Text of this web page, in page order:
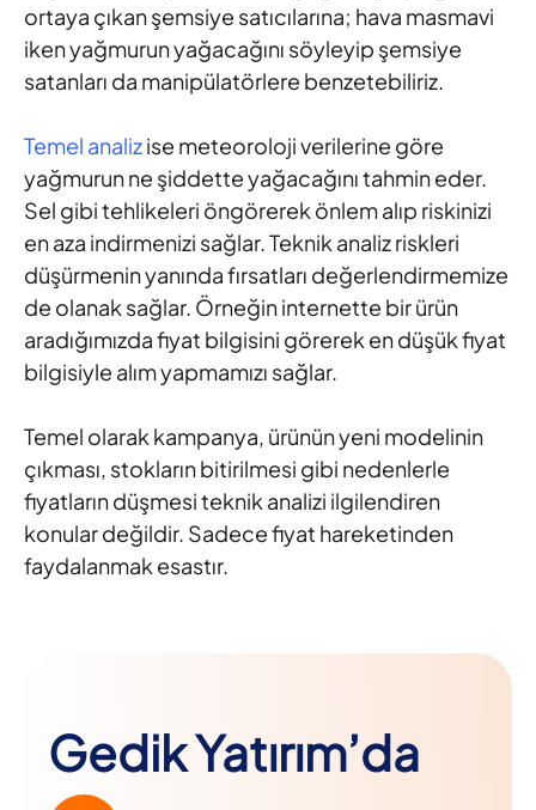
ortaya çıkan şemsiye satıcılarına; hava masmavi
iken yağmurun yağacağını söyleyip şemsiye
satanları da manipülatörlere benzetebiliriz.
Temel analizise meteoroloji verilerine göre
yağmurun ne şiddette yağacağını tahmin eder.
Sel gibi tehlikeleri öngörerek önlem alıp riskinizi
en aza indirmenizi sağlar. Teknik analiz riskleri
düşürmenin yanında fırsatları değerlendirmemize
de olanak sağlar. Örneğin internette bir ürün
aradığımızda fiyat bilgisini görerek en düşük fiyat
bilgisiyle alım yapmamızı sağlar.
Temel olarak kampanya, ürünün yeni modelinin
çıkması, stokların bitirilmesi gibi nedenlerle
fiyatların düşmesi teknik analizi ilgilendiren
konular değildir. Sadece fiyat hareketinden
faydalanmak esastır.
Gedik Yatırım’da